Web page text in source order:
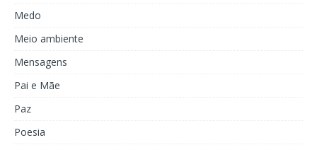
Medo
Meio ambiente
Mensagens
Pai e Mãe
Paz
Poesia